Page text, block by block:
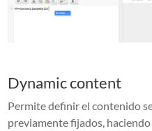
Dynamic content
Permite definir el contenido
previamente fijados,